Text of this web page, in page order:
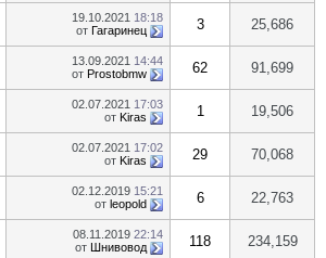
19.10.2021 18:18
от Гагаринец 3 25,686
13.09.2021 14:44
от Prostobmw 62 91,699
02.07.2021 17:03
от Kiras 1 19,506
02.07.2021 17:02
от Kiras 29 70,068
02.12.2019 15:21
от leopold 6 22,763
08.11.2019 22:14
от Шнивовод 118 234,159